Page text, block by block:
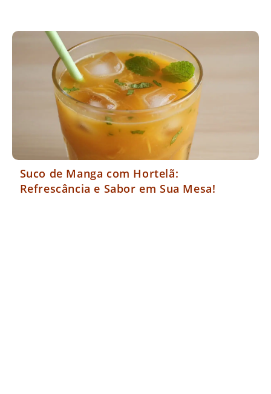
Suco de Manga com Hortelã:
Refrescância e Sabor em Sua Mesa!